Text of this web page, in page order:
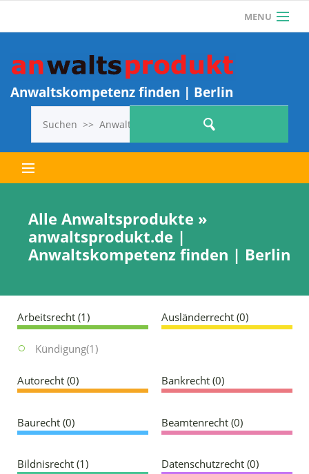
MENU
Anwalt? Jetzt KOSTENLOS REGISTRIEREN und 1
ANWALTSPRODUKT KOSTENLOS
VERÖFFENTLICHEN!
Anwaltskompetenz finden | Berlin
Alle Anwaltsprodukte
FAQ
Alle Anwaltsprodukte »
anwaltsprodukt.de |
Anwaltskompetenz finden | Berlin
Arbeitsrecht(1)
Kündigung(1)
Ausländerrecht(0)
Autorecht(0) Bankrecht(0)
Baurecht(0) Beamtenrecht(0)
Bildnisrecht(1) Datenschutzrecht(0)